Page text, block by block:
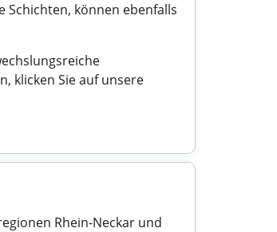
können ebenfalls
klicken Sie auf unsere
Rhein-Neckar und